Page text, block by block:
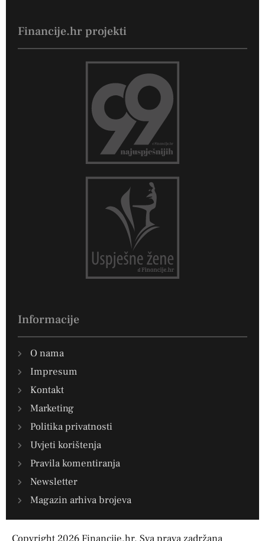
Financije.hr projekti
Informacije
O nama
Impresum
Kontakt
Marketing
Politika privatnosti
Uvjeti korištenja
Pravila komentiranja
Newsletter
Magazin arhiva brojeva